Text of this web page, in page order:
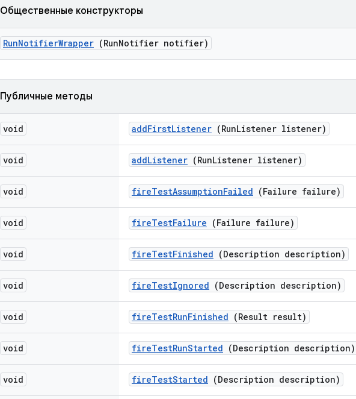
Общественные конструкторы
RunNotifierWrapper (RunNotifier notifier)
Публичные методы
void addFirstListener (RunListener listener)
void addListener (RunListener listener)
void fireTestAssumptionFailed (Failure failure)
void fireTestFailure (Failure failure)
void fireTestFinished (Description description)
void fireTestIgnored (Description description)
void fireTestRunFinished (Result result)
void fireTestRunStarted (Description description)
void fireTestStarted (Description description)